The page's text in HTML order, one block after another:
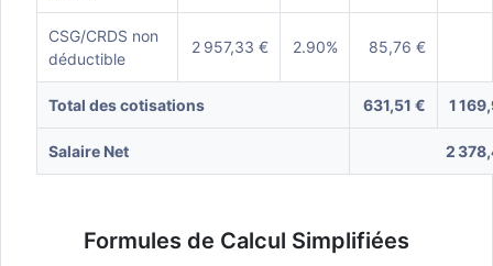
CSG/CRDS non
déductible
2 957,33 € 2.90% 85,76 €
Total des cotisations 631,51 € 1
Salaire Net 2
Formules de Calcul Simplifiées